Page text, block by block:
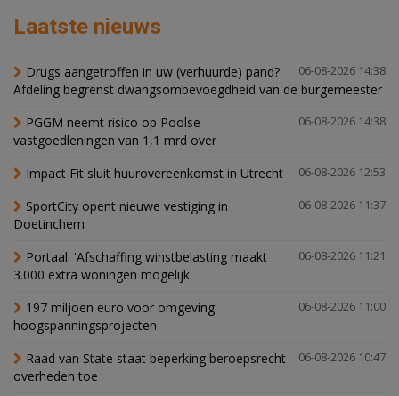
Laatste nieuws
06-08-2026 14:38
Drugs aangetroffen in uw (verhuurde) pand?
Afdeling begrenst dwangsombevoegdheid van de burgemeester
06-08-2026 14:38
PGGM neemt risico op Poolse
vastgoedleningen van 1,1 mrd over
06-08-2026 12:53
Impact Fit sluit huurovereenkomst in Utrecht
06-08-2026 11:37
SportCity opent nieuwe vestiging in
Doetinchem
06-08-2026 11:21
Portaal: 'Afschaffing winstbelasting maakt
3.000 extra woningen mogelijk'
06-08-2026 11:00
197 miljoen euro voor omgeving
hoogspanningsprojecten
06-08-2026 10:47
Raad van State staat beperking beroepsrecht
overheden toe